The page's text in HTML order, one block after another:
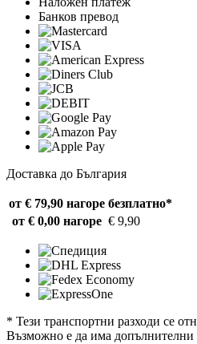
Банков превод
Доставка до България
от € 79,90 нагоре безплатно*
от € 0,00 нагоре € 9,90
* Тези транспортни разходи се
Възможно е да има допълнителни